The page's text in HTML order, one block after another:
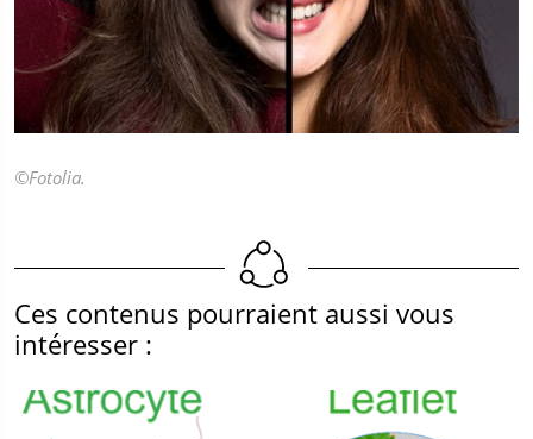
©Fotolia.
Ces contenus pourraient aussi vous
intéresser :